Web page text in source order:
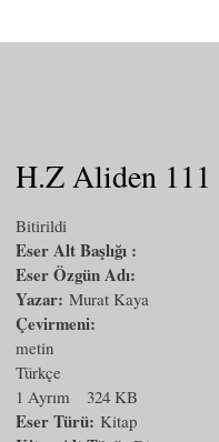
H.Z Aliden 111
Bitirildi
Eser Alt Başlığı :
Eser Özgün Adı:
Yazar: Murat Kaya
Çevirmeni:
metin
Türkçe
1 Ayrım
324 KB
Eser Türü: Kitap